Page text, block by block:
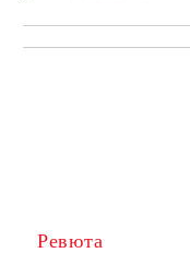
Ревюта